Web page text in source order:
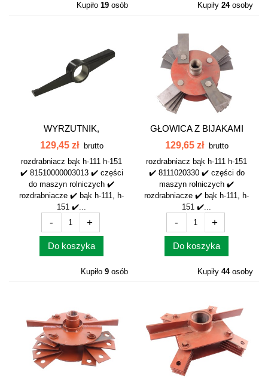
Kupiło 19 osób Kupiły 24osoby
WYRZUTNIK,
ODRZUTNIK DUŻY
129,45 zł brutto
rozdrabniacz bąk h-111 h-151
✔️ 81510000003013 ✔️ części
do maszyn rolniczych ✔️
rozdrabniacze ✔️ bąk h-111, h-
151 ✔️...
- +
Do koszyka
Kupiło 9 osób
GŁOWICA Z BIJAKAMI
BĄK MAŁY...
129,65 zł brutto
rozdrabniacz bąk h-111 h-151
✔️ 8111020330 ✔️ części do
maszyn rolniczych ✔️
rozdrabniacze ✔️ bąk h-111, h-
151 ✔️...
- +
Do koszyka
Kupiły 44osoby